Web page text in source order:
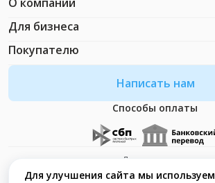
Для улучшения сайта мы используем
Написать нам
Способы оплаты
Для бизнеса
Покупателю
Документация
Что такое Cookies?